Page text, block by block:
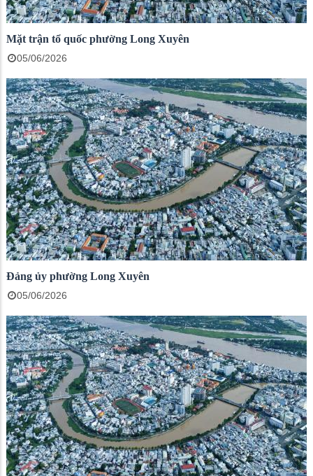
Mặt trận tổ quốc phường Long Xuyên
05/06/2026
Đảng ủy phường Long Xuyên
05/06/2026